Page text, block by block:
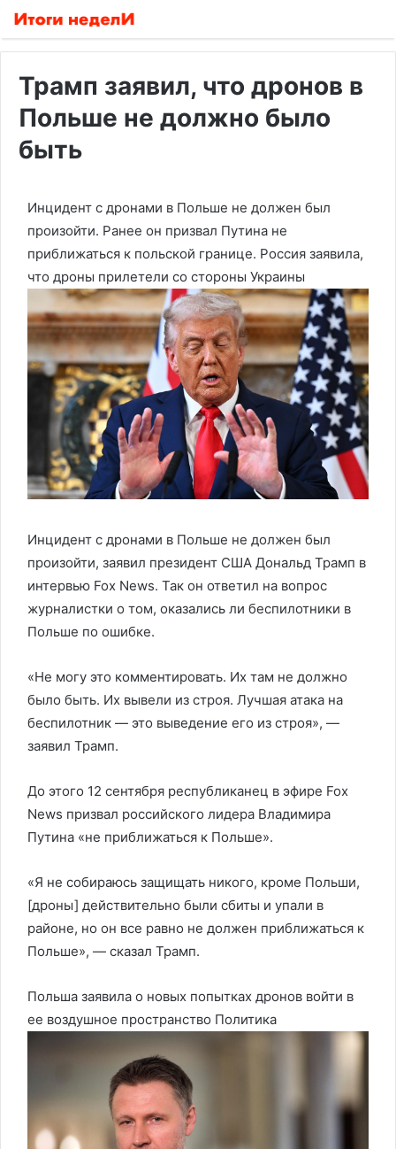
Трамп заявил, что дронов в
Польше не должно было
быть
Инцидент с дронами в Польше не должен был
произойти. Ранее он призвал Путина не
приближаться к польской границе. Россия заявила,
что дроны прилетели со стороны Украины
Инцидент с дронами в Польше не должен был
произойти, заявил президент США Дональд Трамп в
интервью Fox News. Так он ответил на вопрос
журналистки о том, оказались ли беспилотники в
Польше по ошибке.
«Не могу это комментировать. Их там не должно
было быть. Их вывели из строя. Лучшая атака на
беспилотник — это выведение его из строя», —
заявил Трамп.
До этого 12 сентября республиканец в эфире Fox
News призвал российского лидера Владимира
Путина «не приближаться к Польше».
«Я не собираюсь защищать никого, кроме Польши,
[дроны] действительно были сбиты и упали в
районе, но он все равно не должен приближаться к
Польше», — сказал Трамп.
Польша заявила о новых попытках дронов войти в
ее воздушное пространство Политика